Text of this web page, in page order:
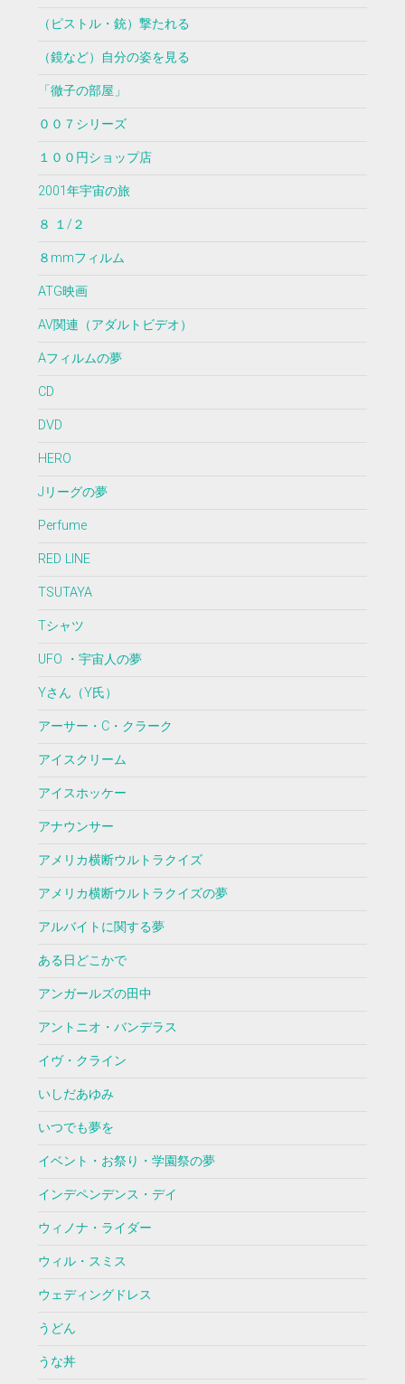
（ピストル・銃）撃たれる
（鏡など）自分の姿を見る
「徹子の部屋」
００７シリーズ
１００円ショップ店
2001年宇宙の旅
８ １/２
８mmフィルム
ATG映画
AV関連（アダルトビデオ）
Aフィルムの夢
CD
DVD
HERO
Jリーグの夢
Perfume
RED LINE
TSUTAYA
Tシャツ
UFO ・宇宙人の夢
Yさん（Y氏）
アーサー・C・クラーク
アイスクリーム
アイスホッケー
アナウンサー
アメリカ横断ウルトラクイズ
アメリカ横断ウルトラクイズの夢
アルバイトに関する夢
ある日どこかで
アンガールズの田中
アントニオ・バンデラス
イヴ・クライン
いしだあゆみ
いつでも夢を
イベント・お祭り・学園祭の夢
インデペンデンス・デイ
ウィノナ・ライダー
ウィル・スミス
ウェディングドレス
うどん
うな丼